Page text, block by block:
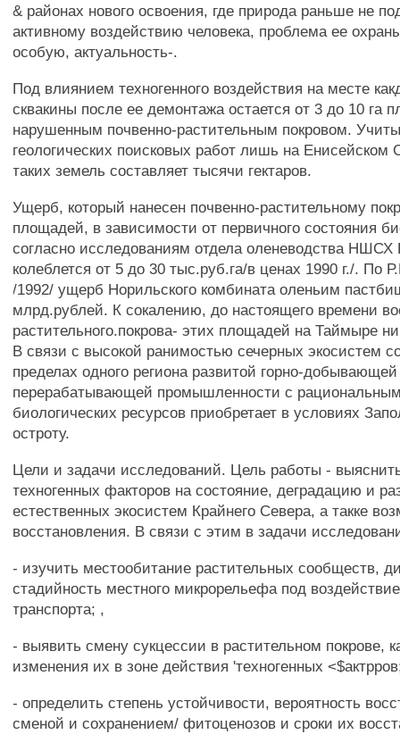
& районах нового освоения, где природа раньше не
активному воздействию человека, проблема ее
особую, актуальность-.
Под влиянием техногенного воздействия на месте
сквакины после ее демонтажа остается от 3 до 10 га
нарушенным почвенно-растительным покровом.
геологических поисковых работ лишь на Енисейском
таких земель составляет тысячи гектаров.
Ущерб, который нанесен почвенно-растительному
площадей, в зависимости от первичного состояния
согласно исследованиям отдела оленеводства НШСХ
колеблется от 5 до 30 тыс.руб.га/в ценах 1990 г./. По
/1992/ ущерб Норильского комбината оленьим
млрд.рублей. К сокалению, до настоящего времени
растительного.покрова- этих площадей на Таймыре
В связи с высокой ранимостью сечерных экосистем
пределах одного региона развитой горно-
перерабатывающей промышленности с
биологических ресурсов приобретает в условиях
остроту.
Цели и задачи исследований. Цель работы -
техногенных факторов на состояние, деградацию и
естественных экосистем Крайнего Севера, а такке
восстановления. В связи с этим в задачи
- изучить местообитание растительных сообществ,
стадийность местного микрорельефа под
транспорта; ,
- выявить смену сукцессии в растительном покрове,
изменения их в зоне действия 'техногенных
- определить степень устойчивости, вероятность
сменой и сохранением/ фитоценозов и сроки их